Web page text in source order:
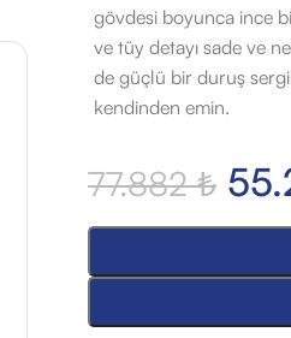
gövdesi boyunca ince
ve tüy detayı sade ve
de güçlü bir duruş
kendinden emin.
77.882₺